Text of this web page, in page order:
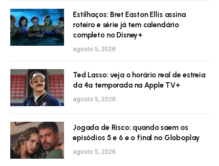
Estilhaços: Bret Easton Ellis assina
roteiro e série já tem calendário
completo no Disney+
agosto 5, 2026
Ted Lasso: veja o horário real de estreia
da 4ª temporada na Apple TV+
agosto 5, 2026
Jogada de Risco: quando saem os
episódios 5 e 6 e o final no Globoplay
agosto 5, 2026